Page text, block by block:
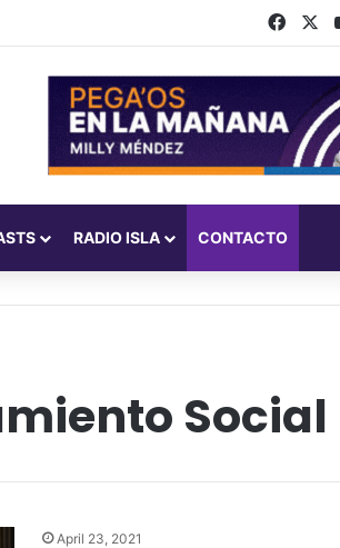
RADIO ISLA CONTACTO
Social
April 23, 2021